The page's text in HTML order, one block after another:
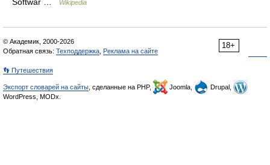
Wikipedia
18+
© Академик, 2000-2026
Обратная связь: Техподдержка Реклама на сайте
👣 Путешествия
Экспорт словарей на сайты , сделанные на PHP, Joomla,
Drupal,
WordPress, MODx.